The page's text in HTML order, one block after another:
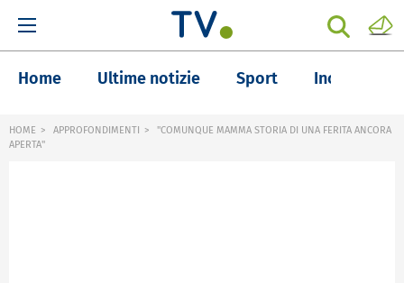
Home Ultime notizie Sport Inchieste
HOME APPROFONDIMENTI
"COMUNQUE MAMMA STORIA DI UNA FERITA ANCORA
APERTA"